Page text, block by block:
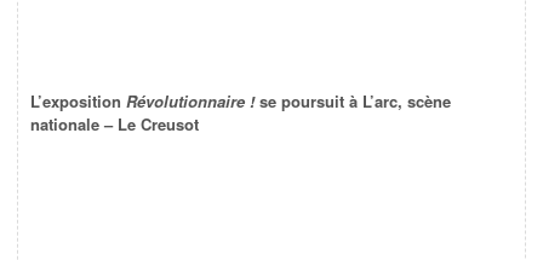
L’exposition Révolutionnaire !se poursuit à L’arc, scène
nationale – Le Creusot